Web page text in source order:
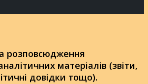
розповсюдження
матеріалів (звіти,
довідки тощо).